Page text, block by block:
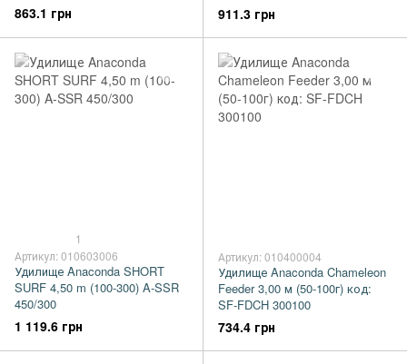
863.1 грн 911.3 грн
1
Артикул: 010603006
Удилище Anaconda SHORT
SURF 4,50 m (100-300) A-SSR
450/300
1 119.6 грн
Артикул: 010400004
Удилище Anaconda Chameleon
Feeder 3,00 м (50-100г) код:
SF-FDCH 300100
734.4 грн